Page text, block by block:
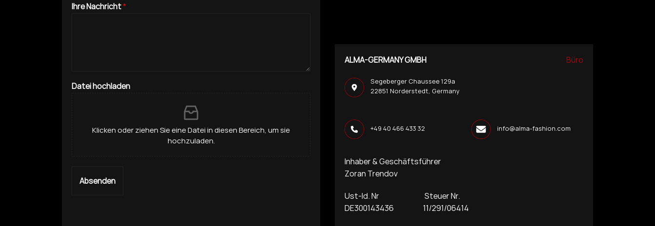
Ihre Nachricht*
Datei hochladen
Klicken oder ziehen Sie eine Datei in diesen Bereich, um sie
hochzuladen.
Absenden
ALMA-GERMANY GMBH Büro
Segeberger Chaussee 129a
22851 Norderstedt, Germany
+49 40 466 433 32 info@alma-fashion.com
Inhaber & Geschäftsführer
Zoran Trendov
Ust-Id. Nr Steuer Nr.
DE300143436 11/291/06414